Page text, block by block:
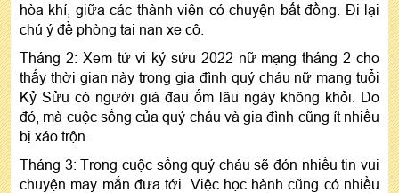
hòa khí, giữa các thành viên có chuyện bất đồng. Đi lại
chú ý đề phòng tai nạn xe cộ.
Tháng 2: Xem tử vi kỷ sửu 2022 nữ mạng tháng 2 cho
thấy thời gian này trong gia đình quý cháu nữ mạng tuổi
Kỷ Sửu có người già đau ốm lâu ngày không khỏi. Do
đó, mà cuộc sống của quý cháu và gia đình cũng ít nhiều
bị xáo trộn.
Tháng 3: Trong cuộc sống quý cháu sẽ đón nhiều tin vui
chuyện may mắn đưa tới. Việc học hành cũng có nhiều